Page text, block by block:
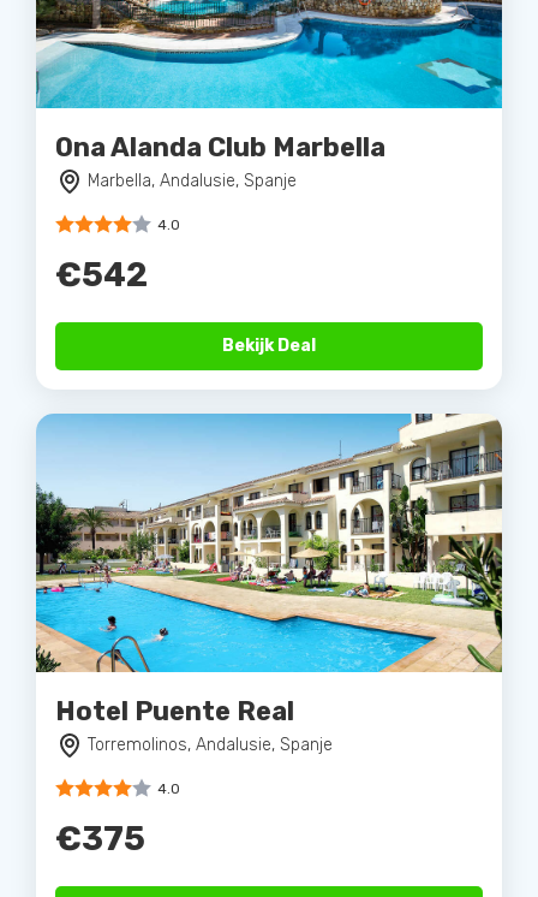
Ona Alanda Club Marbella
Marbella, Andalusie, Spanje
4.0
€542
Bekijk Deal
Hotel Puente Real
Torremolinos, Andalusie, Spanje
4.0
€375